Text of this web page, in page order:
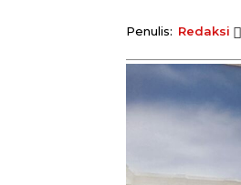
Penulis: Redaksi